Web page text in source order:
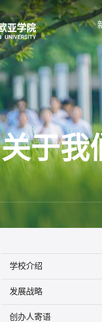
关于我
学校介绍
发展战略
创办人寄语